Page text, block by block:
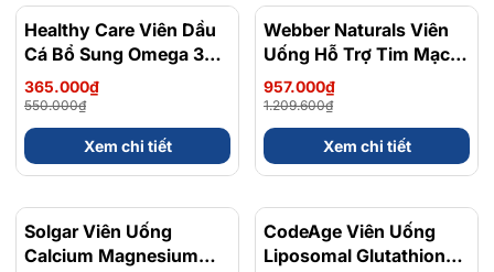
- 34%
Healthy Care Viên Dầu
Cá Bổ Sung Omega 3
Fish Oil 1000mg, Dùng
Được Cho Trẻ - Chính
Ngạch Úc
365.000₫
550.000₫
Xem chi tiết
- 21%
Webber Naturals Viên
Uống Hỗ Trợ Tim Mạch,
Não Triple Strength
Omega 3 900mg
EPA/DHA - Chính
Ngạch, Xuất VAT
957.000₫
1.209.600₫
Xem chi tiết
Solgar Viên Uống
Calcium Magnesium
- 13%
CodeAge Viên Uống
Liposomal Glutathione